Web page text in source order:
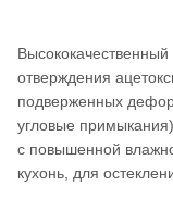
Высококачественный
отверждения
подверженных
угловые
с повышенной
кухонь, для